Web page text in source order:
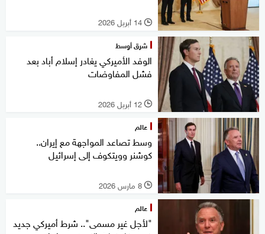
l 14 أبريل 2026
شرق أوسط
الوفد الأميركي يغادر إسلام أباد بعد
فشل المفاوضات
l 12 أبريل 2026
عالم
وسط تصاعد المواجهة مع إيران..
كوشنر وويتكوف إلى إسرائيل
l 8 مارس 2026
عالم
"لأجل غير مسمى".. شرط أميركي جديد